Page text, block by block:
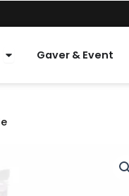
Åpne helligdager
Gaver & Event